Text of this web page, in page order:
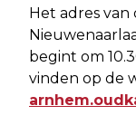
Het adres van
begint om
vinden op de